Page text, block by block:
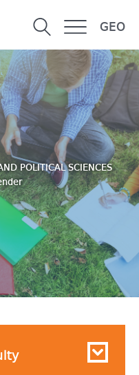
GEO
POLITICAL SCIENCES